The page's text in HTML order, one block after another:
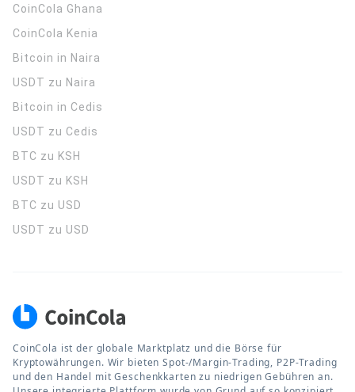
CoinCola Ghana
CoinCola Kenia
Bitcoin in Naira
USDT zu Naira
Bitcoin in Cedis
USDT zu Cedis
BTC zu KSH
USDT zu KSH
BTC zu USD
USDT zu USD
CoinCola ist der globale Marktplatz und die Börse für
Kryptowährungen. Wir bieten Spot-/Margin-Trading, P2P-Trading
und den Handel mit Geschenkkarten zu niedrigen Gebühren an.